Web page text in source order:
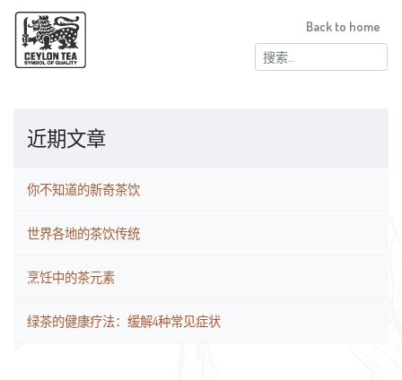
搜
索：
Back to home
近期文章
你不知道的新奇茶饮
世界各地的茶饮传统
烹饪中的茶元素
绿茶的健康疗法：缓解4种常见症状